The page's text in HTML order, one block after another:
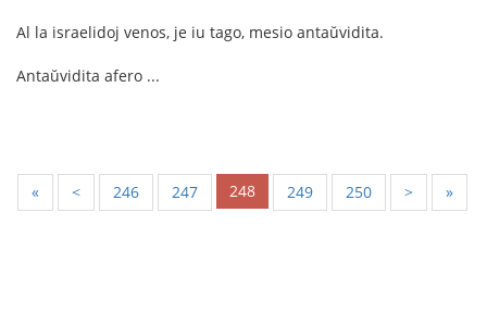
Al la israelidoj venos, je iu tago, mesio antaŭvidita.
Antaŭvidita afero ...
« < 246 247 248 249 250 > »